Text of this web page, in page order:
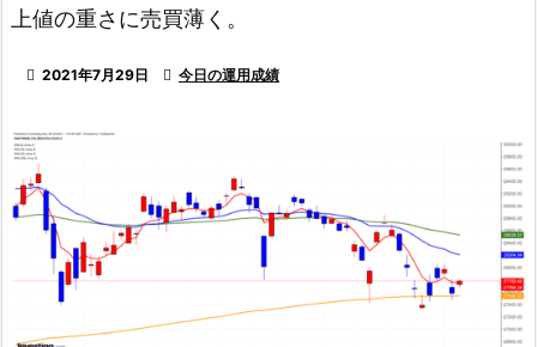
上値の重さに売買薄く。
 2021年7月29日  今日の運用成績